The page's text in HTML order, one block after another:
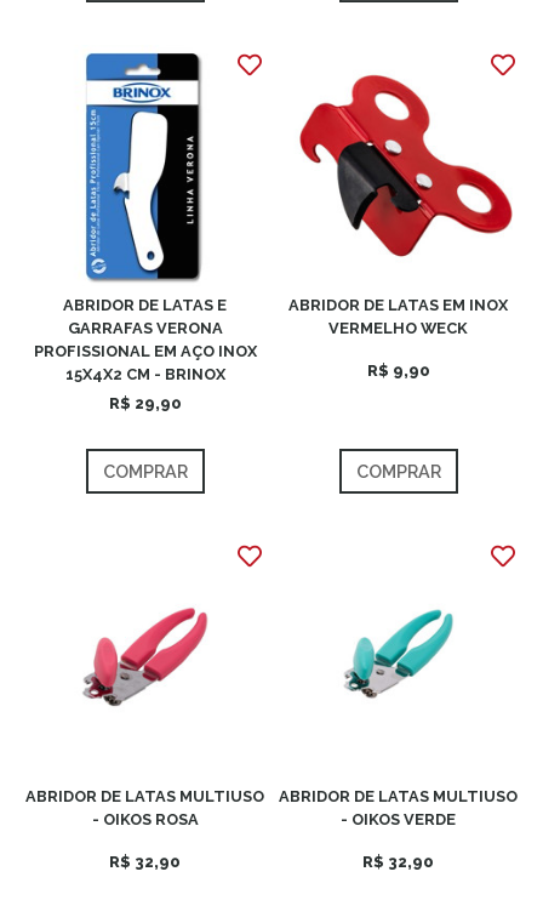
ABRIDOR DE LATAS E
GARRAFAS VERONA
PROFISSIONAL EM AÇO INOX
15X4X2 CM - BRINOX
R$ 29,90
COMPRAR
ABRIDOR DE LATAS EM INOX
VERMELHO WECK
R$ 9,90
COMPRAR
ABRIDOR DE LATAS MULTIUSO
- OIKOS ROSA
R$ 32,90
ABRIDOR DE LATAS MULTIUSO
- OIKOS VERDE
R$ 32,90